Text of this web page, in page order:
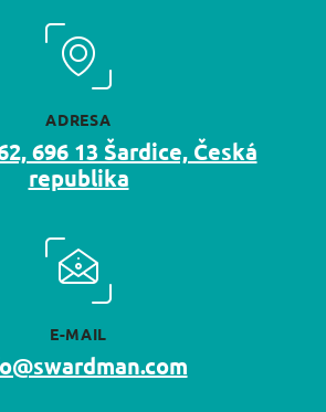
ADRESA
696 13 Šardice, Česká
republika
E-MAIL